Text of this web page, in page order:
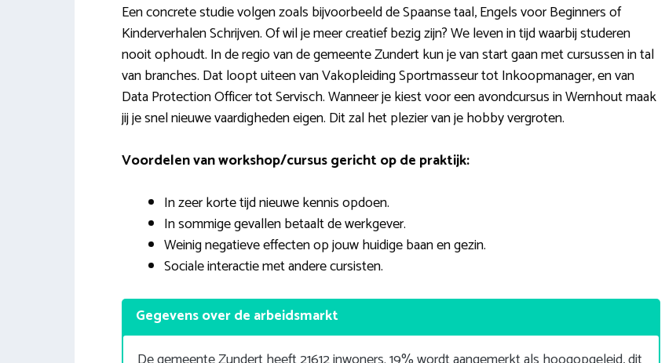
Een concrete studie volgen zoals bijvoorbeeld de Spaanse taal, Engels voor Beginners of
Kinderverhalen Schrijven. Of wil je meer creatief bezig zijn? We leven in tijd waarbij studeren
nooit ophoudt. In de regio van de gemeente Zundert kun je van start gaan met cursussen in tal
van branches. Dat loopt uiteen van Vakopleiding Sportmasseur tot Inkoopmanager, en van
Data Protection Officer tot Servisch. Wanneer je kiest voor een avondcursus in Wernhout maak
jij je snel nieuwe vaardigheden eigen. Dit zal het plezier van je hobby vergroten.
Voordelen van workshop/cursus gericht op de praktijk:
In zeer korte tijd nieuwe kennis opdoen.
In sommige gevallen betaalt de werkgever.
Weinig negatieve effecten op jouw huidige baan en gezin.
Sociale interactie met andere cursisten.
Gegevens over de arbeidsmarkt